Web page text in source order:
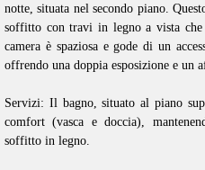
notte, situata nel secondo piano.
soffitto con travi in legno a vista
camera è spaziosa e gode di un
offrendo una doppia esposizione e un
Servizi: Il bagno, situato al piano
comfort (vasca e doccia),
soffitto in legno.